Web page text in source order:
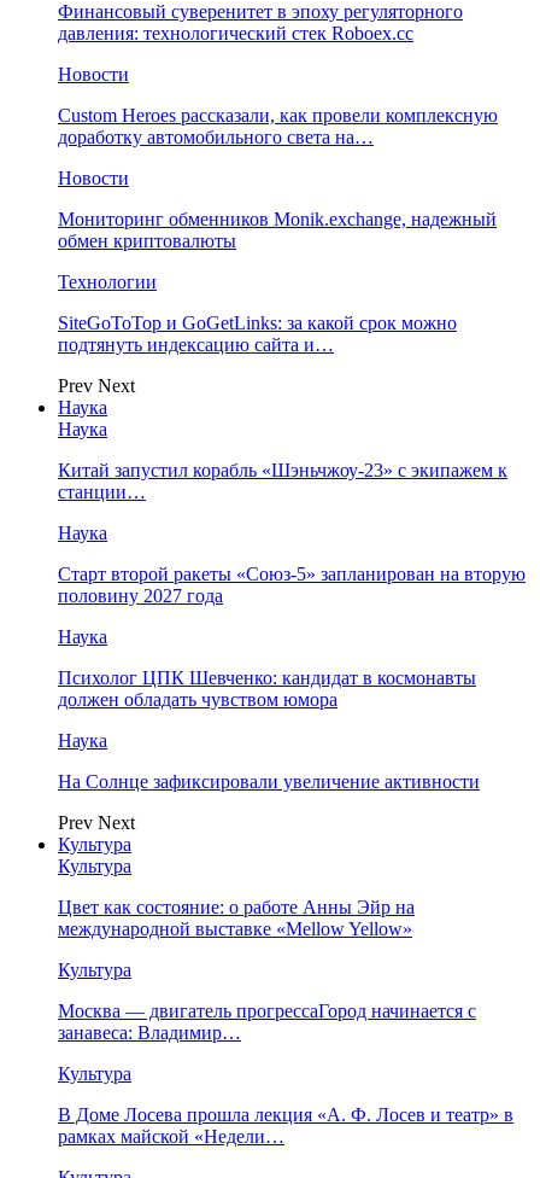
Финансовый суверенитет в эпоху регуляторного
давления: технологический стек Roboex.cc
Новости
Custom Heroes рассказали, как провели комплексную
доработку автомобильного света на…
Новости
Мониторинг обменников Monik.exchange, надежный
обмен криптовалюты
Технологии
SiteGoToTop и GoGetLinks: за какой срок можно
подтянуть индексацию сайта и…
Prev Next
Наука
Наука
Китай запустил корабль «Шэньчжоу-23» с экипажем к
станции…
Наука
Старт второй ракеты «Союз-5» запланирован на вторую
половину 2027 года
Наука
Психолог ЦПК Шевченко: кандидат в космонавты
должен обладать чувством юмора
Наука
На Солнце зафиксировали увеличение активности
Prev Next
Культура
Культура
Цвет как состояние: о работе Анны Эйр на
международной выставке «Mellow Yellow»
Культура
Москва — двигатель прогрессаГород начинается с
занавеса: Владимир…
Культура
В Доме Лосева прошла лекция «А. Ф. Лосев и театр» в
рамках майской «Недели…